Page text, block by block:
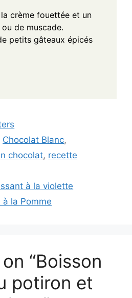
crème fouettée et un
de muscade.
petits gâteaux épicés
Chocolat Blanc,
chocolat, recette
à la violette
la Pomme
“Boisson
potiron et